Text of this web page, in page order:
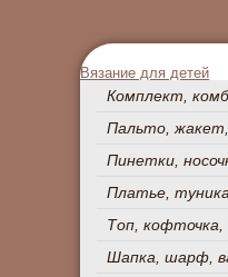
Вязание для детей
Комплект,
Пальто,
Пинетки,
Платье, туника
Топ, кофточка,
Шапка, шарф,